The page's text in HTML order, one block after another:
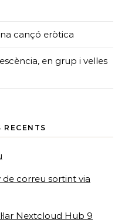
cançó eròtica
en grup i velles
RECENTS
de correu sortint via
Nextcloud Hub 9